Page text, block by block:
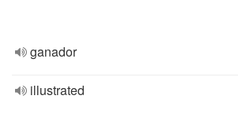
ganador
illustrated